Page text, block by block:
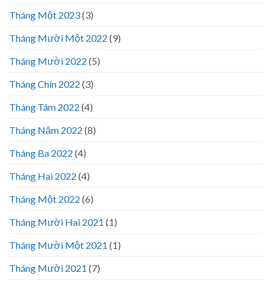
Tháng Một 2023(3)
Tháng Mười Một 2022 (9)
Tháng Mười 2022 (5)
Tháng Chín 2022 (3)
Tháng Tám 2022 (4)
Tháng Năm 2022 (8)
Tháng Ba 2022 (4)
Tháng Hai 2022 (4)
Tháng Một 2022 (6)
Tháng Mười Hai 2021 (1)
Tháng Mười Một 2021 (1)
Tháng Mười 2021 (7)